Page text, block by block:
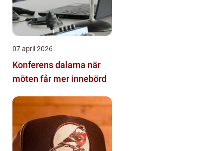
07 april 2026
Konferens dalarna när
möten får mer innebörd